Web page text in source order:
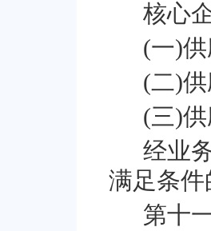
核心
(一)
(二)
(三)
经业
满足条
第十